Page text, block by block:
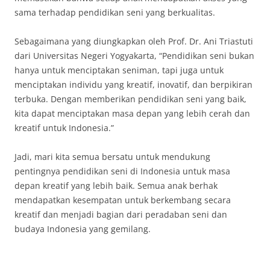
sama terhadap pendidikan seni yang berkualitas.
Sebagaimana yang diungkapkan oleh Prof. Dr. Ani Triastuti
dari Universitas Negeri Yogyakarta, “Pendidikan seni bukan
hanya untuk menciptakan seniman, tapi juga untuk
menciptakan individu yang kreatif, inovatif, dan berpikiran
terbuka. Dengan memberikan pendidikan seni yang baik,
kita dapat menciptakan masa depan yang lebih cerah dan
kreatif untuk Indonesia.”
Jadi, mari kita semua bersatu untuk mendukung
pentingnya pendidikan seni di Indonesia untuk masa
depan kreatif yang lebih baik. Semua anak berhak
mendapatkan kesempatan untuk berkembang secara
kreatif dan menjadi bagian dari peradaban seni dan
budaya Indonesia yang gemilang.